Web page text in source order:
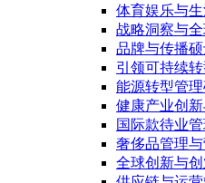
体育娱乐与
战略洞察与
品牌与传播
引领可持续
能源转型管
健康产业创
国际款待业
奢侈品管理
全球创新与